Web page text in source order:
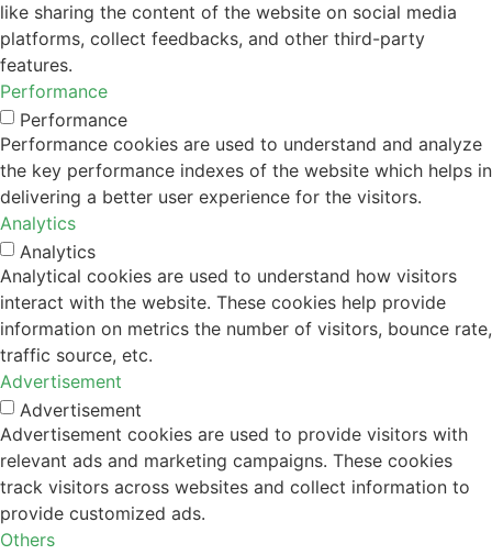
like sharing the content of the website on social media
platforms, collect feedbacks, and other third-party
features.
Performance
Performance
Performance cookies are used to understand and analyze
the key performance indexes of the website which helps in
delivering a better user experience for the visitors.
Analytics
Analytics
Analytical cookies are used to understand how visitors
interact with the website. These cookies help provide
information on metrics the number of visitors, bounce rate,
traffic source, etc.
Advertisement
Advertisement
Advertisement cookies are used to provide visitors with
relevant ads and marketing campaigns. These cookies
track visitors across websites and collect information to
provide customized ads.
Others